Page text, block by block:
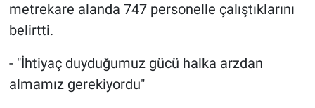
metrekare alanda 747 personelle çalıştıklarını
belirtti.
- "İhtiyaç duyduğumuz gücü halka arzdan
almamız gerekiyordu"